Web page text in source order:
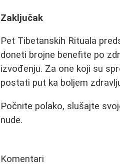
Zaključak
Pet Tibetanskih Rituala
doneti brojne benefite po
izvođenju. Za one koji su
postati put ka boljem
Počnite polako, slušajte
nude.
Komentari